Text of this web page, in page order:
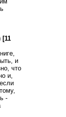
[11
и
что
и,
-